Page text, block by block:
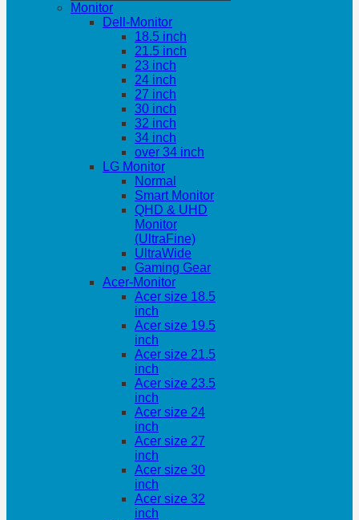
Monitor
Dell-Monitor
18.5 inch
21.5 inch
23 inch
24 inch
27 inch
30 inch
32 inch
34 inch
over 34 inch
LG Monitor
Normal
Smart Monitor
QHD & UHD
Monitor
(UltraFine)
UltraWide
Gaming Gear
Acer-Monitor
Acer size 18.5
inch
Acer size 19.5
inch
Acer size 21.5
inch
Acer size 23.5
inch
Acer size 24
inch
Acer size 27
inch
Acer size 30
inch
Acer size 32
inch